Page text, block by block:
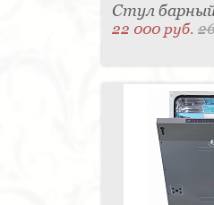
Стул
22 000 руб.